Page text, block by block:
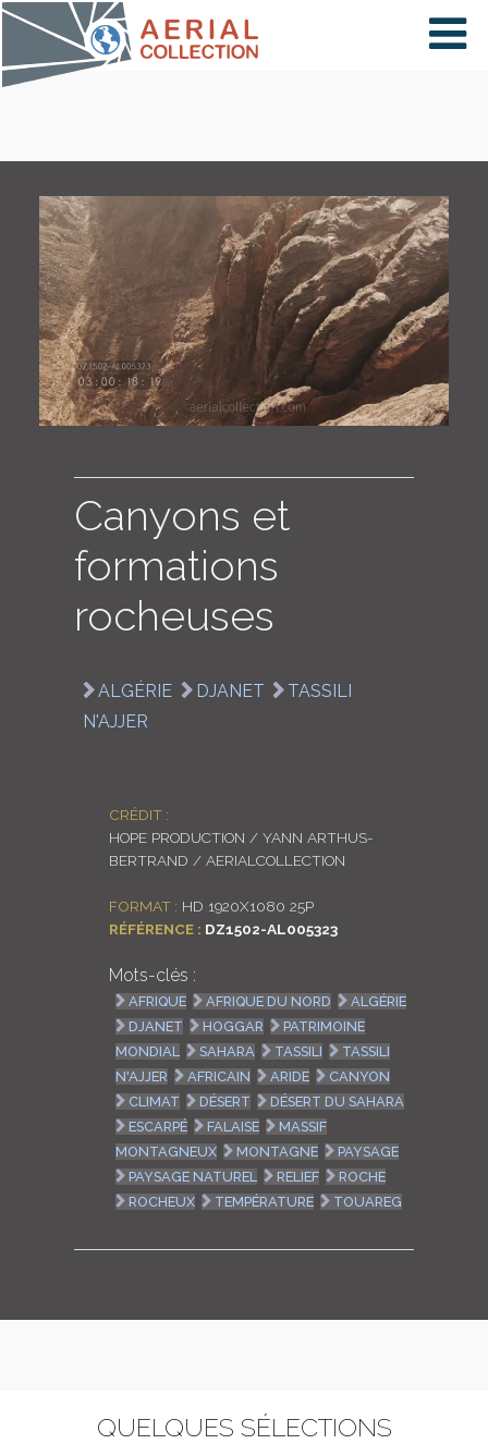
×
PAYS
CARTE
COLLECTIONS
Canyons et
formations
rocheuses
ALGÉRIE DJANET
TASSILI
N'AJJER
CRÉDIT :
HOPE PRODUCTION / YANN ARTHUS-
BERTRAND / AERIALCOLLECTION
FORMAT : HD 1920X1080 25P
RÉFÉRENCE : DZ1502-AL005323
Mots-clés :
AFRIQUE AFRIQUE DU NORD
ALGÉRIE
DJANET
HOGGAR
PATRIMOINE
MONDIAL
SAHARA TASSILI
TASSILI
N'AJJER
AFRICAIN ARIDE
CANYON
CLIMAT
DÉSERT
DÉSERT DU SAHARA
ESCARPÉ
FALAISE
MASSIF
MONTAGNEUX
MONTAGNE
PAYSAGE
PAYSAGE NATUREL
RELIEF
ROCHE
ROCHEUX
TEMPÉRATURE TOUAREG
QUELQUES SÉLECTIONS